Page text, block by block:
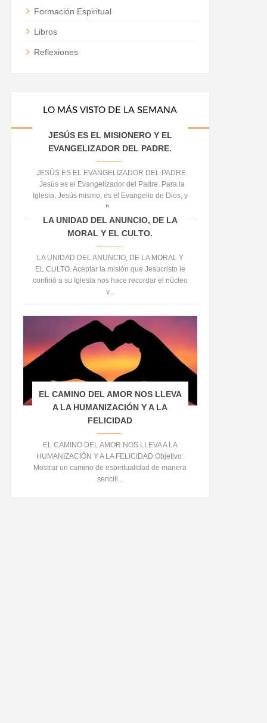
Formación Espiritual
Libros
Reflexiones
LO MÁS VISTO DE LA SEMANA
JESÚS ES EL MISIONERO Y EL
EVANGELIZADOR DEL PADRE.
JESÚS ES EL EVANGELIZADOR DEL PADRE.
Jesús es el Evangelizador del Padre. Para la
Iglesia, Jesús mismo, es el Evangelio de Dios, y
h...
LA UNIDAD DEL ANUNCIO, DE LA
MORAL Y EL CULTO.
LA UNIDAD DEL ANUNCIO, DE LA MORAL Y
EL CULTO. Aceptar la misión que Jesucristo le
confirió a su Iglesia nos hace recordar el núcleo
v...
EL CAMINO DEL AMOR NOS LLEVA
A LA HUMANIZACIÓN Y A LA
FELICIDAD
EL CAMINO DEL AMOR NOS LLEVA A LA
HUMANIZACIÓN Y A LA FELICIDAD Objetivo:
Mostrar un camino de espiritualidad de manera
sencill...